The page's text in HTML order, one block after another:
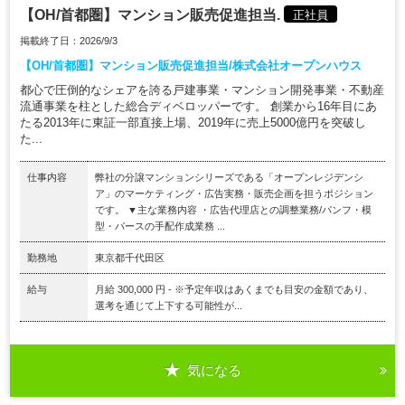
【OH/首都圏】マンション販売促進担当. 正社員
掲載終了日：2026/9/3
【OH/首都圏】マンション販売促進担当/株式会社オープンハウス
都心で圧倒的なシェアを誇る戸建事業・マンション開発事業・不動産
流通事業を柱とした総合ディベロッパーです。 創業から16年目にあ
たる2013年に東証一部直接上場、2019年に売上5000億円を突破し
た...
仕事内容
弊社の分譲マンションシリーズである「オープンレジデンシ
ア」のマーケティング・広告実務・販売企画を担うポジション
です。 ▼主な業務内容 ・広告代理店との調整業務/パンフ・模
型・パースの手配作成業務 ...
勤務地 東京都千代田区
給与
月給 300,000 円 - ※予定年収はあくまでも目安の金額であり、
選考を通じて上下する可能性が...
気になる